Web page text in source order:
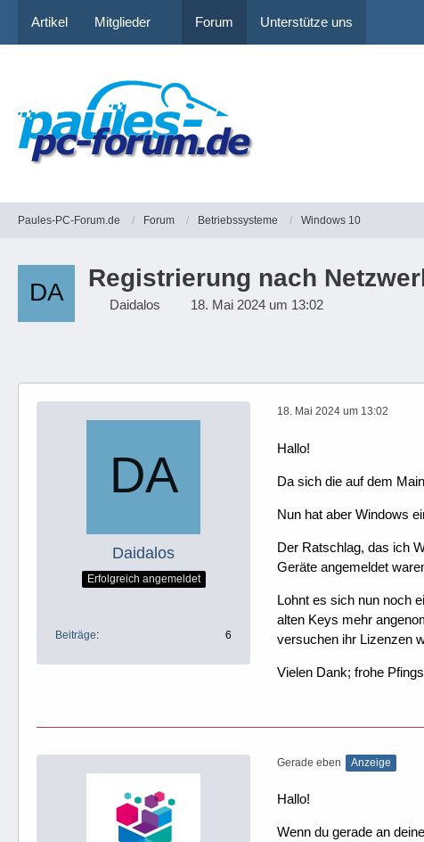
Artikel Mitglieder Forum Unterstütze uns
Paules-PC-Forum.de Forum Betriebssysteme Windows 10
Registrierung nach
Daidalos 18. Mai 2024 um 13:02
Daidalos
Erfolgreich angemeldet
Beiträge 6
18. Mai 2024 um 13:02
Hallo!
Da sich die auf dem
Nun hat aber Windows
Der Ratschlag, das ich
Geräte angemeldet
Lohnt es sich nun noch
alten Keys mehr
versuchen ihr Lizenzen
Vielen Dank; frohe
Gerade eben Anzeige
Hallo!
Wenn du gerade an